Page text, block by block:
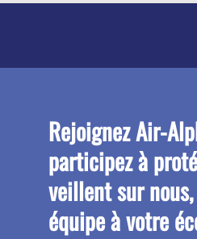
RejoignezAir-
participez à
veillent sur
équipe à votre